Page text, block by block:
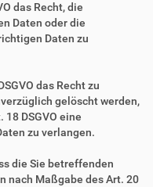
das Recht, die
Daten oder die
Daten zu
das Recht zu
gelöscht werden,
DSGVO eine
zu verlangen.
die Sie betreffenden
nach Maßgabe des Art. 20